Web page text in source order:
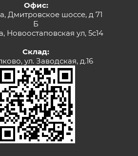
Офис:
Дмитровское шоссе, д 71
Б
Новоостаповская ул, 5с14
Склад:
ул. Заводская, д.16